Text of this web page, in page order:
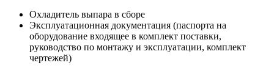
Охладитель выпара в сборе
Эксплуатационная документация (паспорта на
оборудование входящее в комплект поставки,
руководство по монтажу и эксплуатации, комплект
чертежей)